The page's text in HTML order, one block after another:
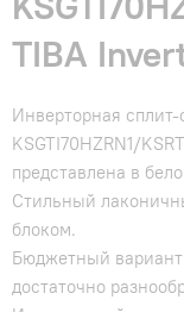
TIBA
Инверторная
KSGTI70HZRN1/
представлена в
Стильный
блоком.
Бюджетный
достаточно